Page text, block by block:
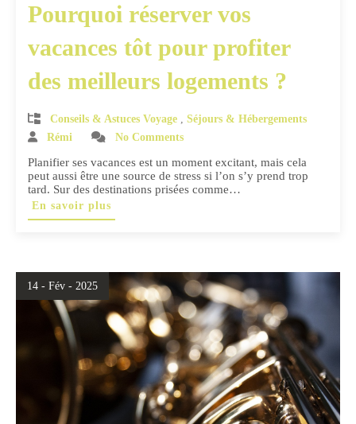
Pourquoi réserver vos
vacances tôt pour profiter
des meilleurs logements ?
Conseils & Astuces Voyage , Séjours & Hébergements
Rémi
No Comments
Planifier ses vacances est un moment excitant, mais cela
peut aussi être une source de stress si l’on s’y prend trop
tard. Sur des destinations prisées comme…
En savoir plus
14 - Fév - 2025